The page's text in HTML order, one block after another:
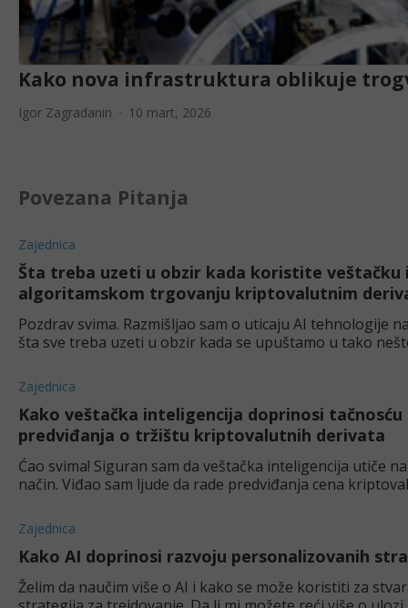
Kako nova infrastruktura oblikuje
Igor Zagradanin 10 mart, 2026
Povezana Pitanja
Zajednica
Šta treba uzeti u obzir kada koristite veštačku
algoritamskom trgovanju kriptovalutnim
Pozdrav svima. Razmišljao sam o uticaju AI tehnologije
šta sve treba uzeti u obzir kada se upuštamo u tako
Zajednica
Kako veštačka inteligencija doprinosi
predviđanja o tržištu kriptovalutnih derivata
Ćao svima! Siguran sam da veštačka inteligencija utiče
način. Viđao sam ljude da rade predviđanja cena
Zajednica
Kako AI doprinosi razvoju personalizovanih
Želim da naučim više o AI i kako se može koristiti za